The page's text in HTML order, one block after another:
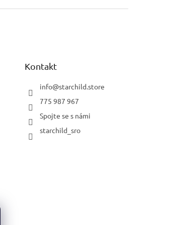
Kontakt
info@starchild.store
775 987 967
Spojte se s námi
starchild_sro